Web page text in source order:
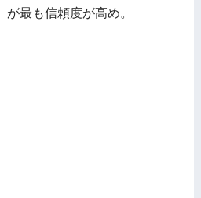
最も信頼度が高め。